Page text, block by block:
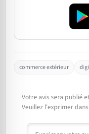
commerce extérieur
Votre avis sera publié
Veuillez l'exprimer
Commentaire